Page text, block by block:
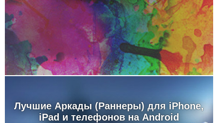
Лучшие Аркады (Раннеры) для iPhone,
iPad и телефонов на Android